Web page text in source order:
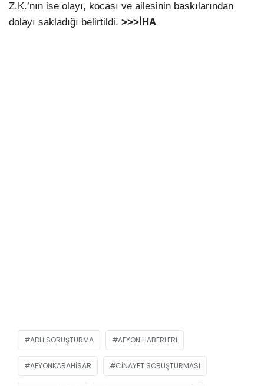
Z.K.’nın ise olayı, kocası ve ailesinin baskılarından
dolayı sakladığı belirtildi. >>>İHA
ADLI SORUŞTURMA AFYON HABERLERI
AFYONKARAHISAR CINAYET SORUŞTURMASI